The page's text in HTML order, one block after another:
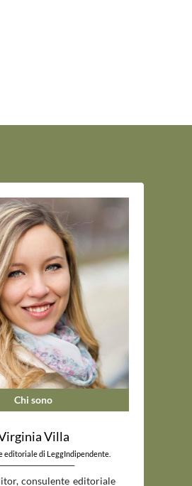
Chi sono
Villa
editoriale di LeggIndipendente.
consulente editoriale